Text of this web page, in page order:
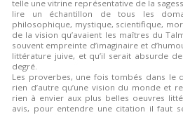
telle une vitrine représentative de la
lire un échantillon de tous les
philosophique, mystique, scientifique,
de la vision qu’avaient les maîtres du
souvent empreinte d’imaginaire et
littérature juive, et qu’il serait absurde
degré.
Les proverbes, une fois tombés dans le
rien d’autre qu’une vision du monde et
rien à envier aux plus belles oeuvres
avis, pour entendre une citation il faut